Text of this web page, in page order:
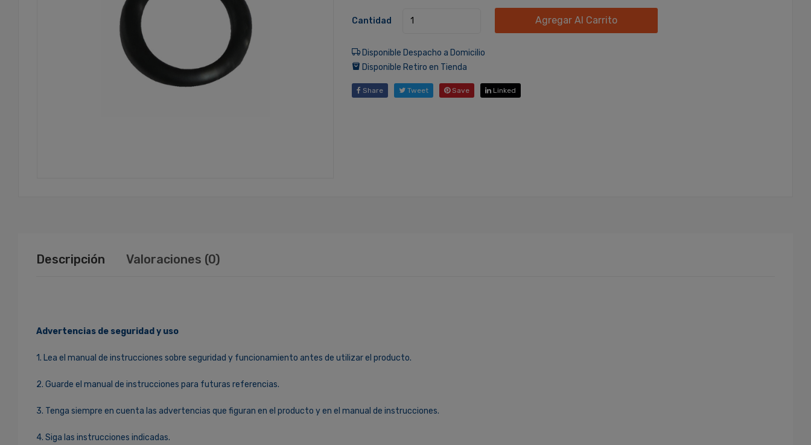
Cantidad Agregar Al Carrito
Disponible Despacho a Domicilio
Disponible Retiro en Tienda
Share Tweet Save Linked
Descripción Valoraciones (0)
Advertencias de seguridad y uso
1. Lea el manual de instrucciones sobre seguridad y funcionamiento antes de utilizar el producto.
2. Guarde el manual de instrucciones para futuras referencias.
3. Tenga siempre en cuenta las advertencias que figuran en el producto y en el manual de instrucciones.
4. Siga las instrucciones indicadas.